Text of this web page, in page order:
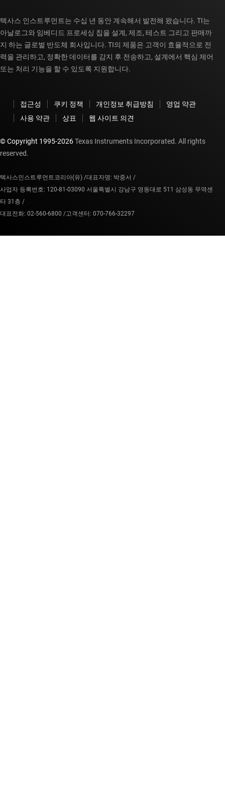
텍사스 인스트루먼트는 수십 년 동안 계속해서 발전해 왔습니다. TI는
아날로그와 임베디드 프로세싱 칩을 설계, 제조, 테스트 그리고 판매까
지 하는 글로벌 반도체 회사입니다. TI의 제품은 고객이 효율적으로 전
력을 관리하고, 정확한 데이터를 감지 후 전송하고, 설계에서 핵심 제어
또는 처리 기능을 할 수 있도록 지원합니다.
접근성 쿠키 정책 개인정보 취급방침
영업 약관
사용 약관
상표 웹 사이트 의견
© Copyright 1995-2026Texas Instruments Incorporated. All rights
reserved.
텍사스인스트루먼트코리아(유) /대표자명: 박중서 /
사업자 등록번호: 120-81-03090 서울특별시 강남구 영동대로 511 삼성동 무역센
타 31층 /
대표전화: 02-560-6800 /고객센터: 070-766-32297